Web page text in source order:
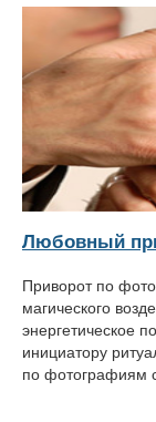
Любовный
Приворот по
магического
энергетическое
инициатору
по фотографиям